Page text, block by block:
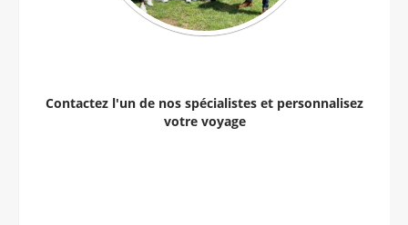
Contactez l'un de nos spécialistes et personnalisez
votre voyage